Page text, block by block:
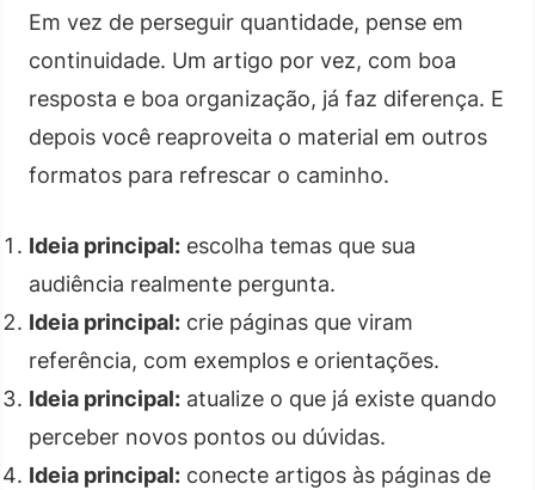
Em vez de perseguir quantidade, pense em
continuidade. Um artigo por vez, com boa
resposta e boa organização, já faz diferença. E
depois você reaproveita o material em outros
formatos para refrescar o caminho.
Ideia principal: escolha temas que sua
audiência realmente pergunta.
Ideia principal: crie páginas que viram
referência, com exemplos e orientações.
Ideia principal: atualize o que já existe quando
perceber novos pontos ou dúvidas.
Ideia principal: conecte artigos às páginas de